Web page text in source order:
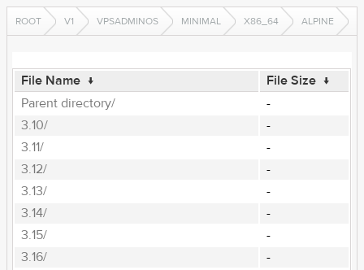
ROOT V1 VPSADMINOS MINIMAL X86_64 ALPINE
File Name ↓ File Size ↓
Parent directory/
-
3.10/
-
3.11/
-
3.12/
-
3.13/
-
3.14/
-
3.15/
-
3.16/
-